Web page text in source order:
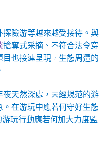
險游等越來越受接待。與
搶奪式采摘、不符合法令穿
也接連呈現，生態周遭的
天然深處，未經規范的游
在游玩中應若何守好生態
玩行動應若何加大力度監